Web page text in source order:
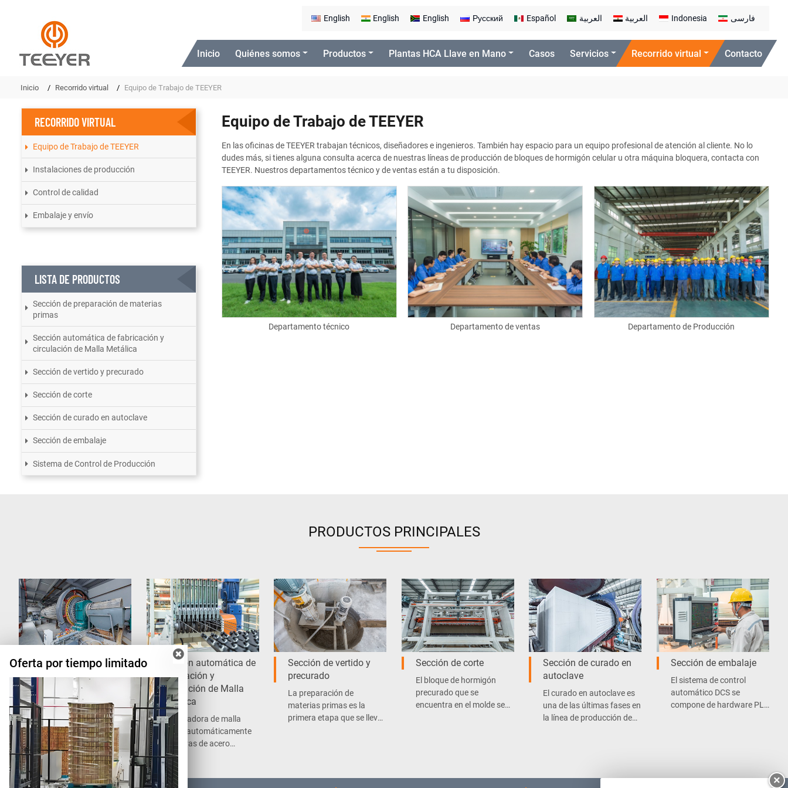
English English English Русский Español العربية العربية Indonesia فارسی
Inicio Quiénes somos Productos Plantas HCA Llave en Mano Casos Servicios Recorrido virtual Contacto
Inicio Recorrido virtual Equipo de Trabajo de TEEYER
Equipo de Trabajo de TEEYER
En las oficinas de TEEYER trabajan técnicos, diseñadores e ingenieros. También hay espacio para un equipo profesional de atención al cliente. No lo
dudes más, si tienes alguna consulta acerca de nuestras líneas de producción de bloques de hormigón celular u otra máquina bloquera, contacta con
TEEYER. Nuestros departamentos técnico y de ventas están a tu disposición.
Departamento técnico Departamento de ventas Departamento de Producción
RECORRIDO VIRTUAL
Equipo de Trabajo de TEEYER
Instalaciones de producción
Control de calidad
Embalaje y envío
LISTA DE PRODUCTOS
Sección de preparación de materias
primas
Sección automática de fabricación y
circulación de Malla Metálica
Sección de vertido y precurado
Sección de corte
Sección de curado en autoclave
Sección de embalaje
Sistema de Control de Producción
PRODUCTOS PRINCIPALES
Sección de preparación
de materias primas
La preparación de
materias primas es la
primera etapa que se lleva
a cabo en una línea de
producción de placas y
bloques de hormigón.
Sección automática de
fabricación y
circulación de Malla
Metálica
La soldadora de malla
suelda automáticamente
las barras de acero
enderezadas en una malla
de acero para la
producción de los paneles
Sección de vertido y
precurado
La preparación de
materias primas es la
primera etapa que se lleva
Sección de corte
El bloque de hormigón
precurado que se
encuentra en el molde se
Sección de curado en
autoclave
El curado en autoclave es
una de las últimas fases en
la línea de producción de
Sección de embalaje
El sistema de control
automático DCS se
compone de hardware PLC
mantenimiento
Oferta por tiempo limitado
×